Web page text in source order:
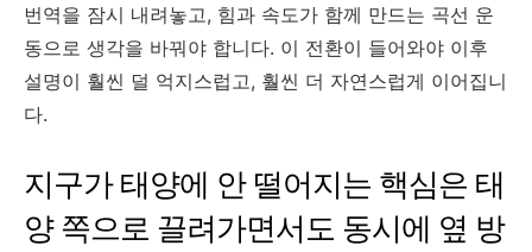
번역을 잠시 내려놓고, 힘과 속도가 함께 만드는 곡선 운
동으로 생각을 바꿔야 합니다. 이 전환이 들어와야 이후
설명이 훨씬 덜 억지스럽고, 훨씬 더 자연스럽게 이어집니
다.
지구가 태양에 안 떨어지는 핵심은 태
양 쪽으로 끌려가면서도 동시에 옆 방